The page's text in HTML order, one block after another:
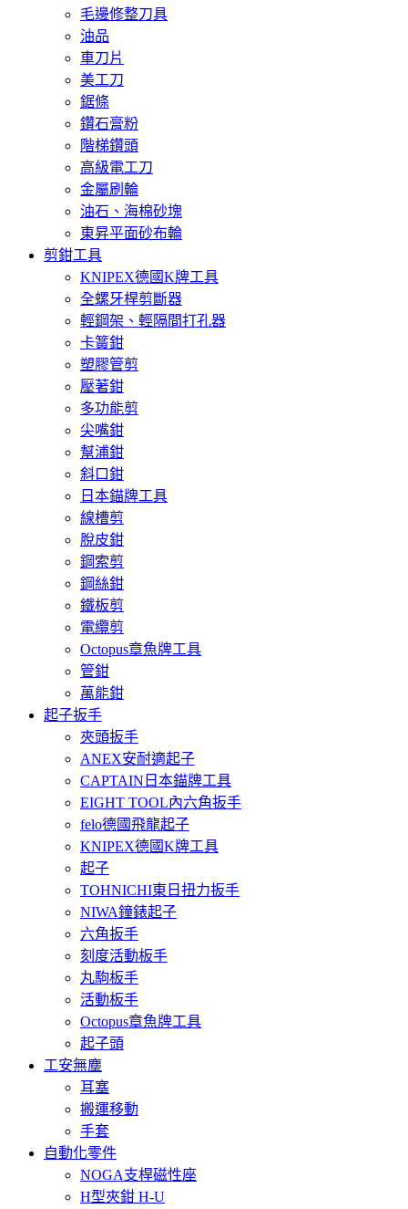
毛邊修整刀具
油品
車刀片
美工刀
鋸條
鑽石膏粉
階梯鑽頭
高級電工刀
金屬刷輪
油石、海棉砂塊
東昇平面砂布輪
剪鉗工具
KNIPEX德國K牌工具
全螺牙桿剪斷器
輕鋼架、輕隔間打孔器
卡簧鉗
塑膠管剪
壓著鉗
多功能剪
尖嘴鉗
幫浦鉗
斜口鉗
日本錨牌工具
線槽剪
脫皮鉗
鋼索剪
鋼絲鉗
鐵板剪
電纜剪
Octopus章魚牌工具
管鉗
萬能鉗
起子扳手
夾頭扳手
ANEX安耐適起子
CAPTAIN日本錨牌工具
EIGHT TOOL內六角扳手
felo德國飛龍起子
KNIPEX德國K牌工具
起子
TOHNICHI東日扭力扳手
NIWA鐘錶起子
六角扳手
刻度活動板手
丸駒板手
活動板手
Octopus章魚牌工具
起子頭
工安無塵
耳塞
搬運移動
手套
自動化零件
NOGA支桿磁性座
H型夾鉗 H-U